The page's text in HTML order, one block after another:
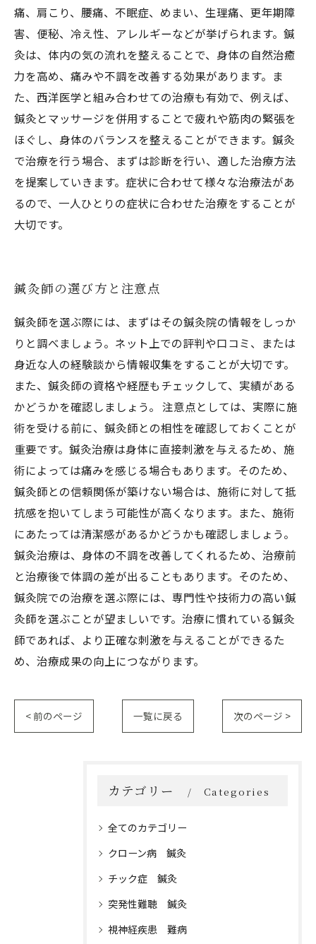
痛、肩こり、腰痛、不眠症、めまい、生理痛、更年期障
害、便秘、冷え性、アレルギーなどが挙げられます。鍼
灸は、体内の気の流れを整えることで、身体の自然治癒
力を高め、痛みや不調を改善する効果があります。ま
た、西洋医学と組み合わせての治療も有効で、例えば、
鍼灸とマッサージを併用することで疲れや筋肉の緊張を
ほぐし、身体のバランスを整えることができます。鍼灸
で治療を行う場合、まずは診断を行い、適した治療方法
を提案していきます。症状に合わせて様々な治療法があ
るので、一人ひとりの症状に合わせた治療をすることが
大切です。
鍼灸師の選び方と注意点
鍼灸師を選ぶ際には、まずはその鍼灸院の情報をしっか
りと調べましょう。ネット上での評判や口コミ、または
身近な人の経験談から情報収集をすることが大切です。
また、鍼灸師の資格や経歴もチェックして、実績がある
かどうかを確認しましょう。 注意点としては、実際に施
術を受ける前に、鍼灸師との相性を確認しておくことが
重要です。鍼灸治療は身体に直接刺激を与えるため、施
術によっては痛みを感じる場合もあります。そのため、
鍼灸師との信頼関係が築けない場合は、施術に対して抵
抗感を抱いてしまう可能性が高くなります。また、施術
にあたっては清潔感があるかどうかも確認しましょう。
鍼灸治療は、身体の不調を改善してくれるため、治療前
と治療後で体調の差が出ることもあります。そのため、
鍼灸院での治療を選ぶ際には、専門性や技術力の高い鍼
灸師を選ぶことが望ましいです。治療に慣れている鍼灸
師であれば、より正確な刺激を与えることができるた
め、治療成果の向上につながります。
< 前のページ 一覧に戻る 次のページ >
カテゴリー Categories
全てのカテゴリー
クローン病 鍼灸
チック症 鍼灸
突発性難聴 鍼灸
視神経疾患 難病